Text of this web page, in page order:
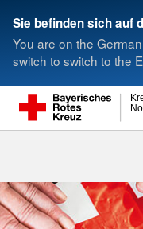
Sie befinden sich auf
You are on the
switch to switch to the